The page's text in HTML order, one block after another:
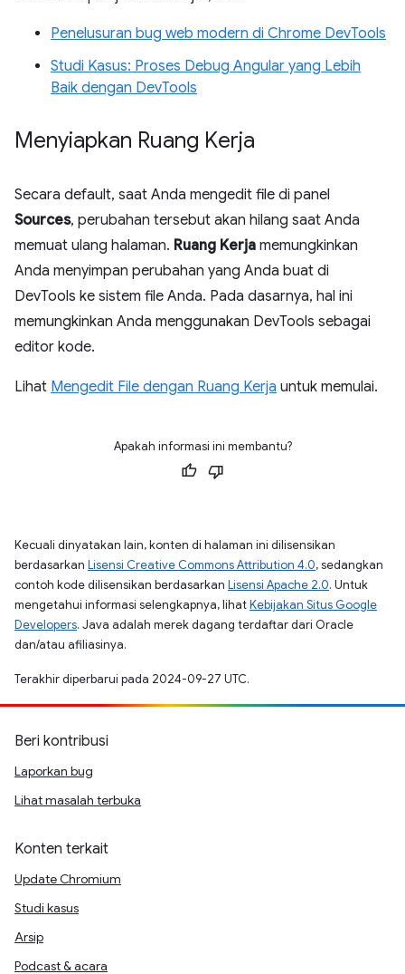
Penelusuran bug web modern di Chrome DevTools
Studi Kasus: Proses Debug Angular yang Lebih
Baik dengan DevTools
Menyiapkan Ruang Kerja
Secara default, saat Anda mengedit file di panel
Sources, perubahan tersebut akan hilang saat Anda
memuat ulang halaman. Ruang Kerja memungkinkan
Anda menyimpan perubahan yang Anda buat di
DevTools ke sistem file Anda. Pada dasarnya, hal ini
memungkinkan Anda menggunakan DevTools sebagai
editor kode.
Lihat Mengedit File dengan Ruang Kerja untuk memulai.
Apakah informasi ini membantu?
Kecuali dinyatakan lain, konten di halaman ini dilisensikan
berdasarkan Lisensi Creative Commons Attribution 4.0, sedangkan
contoh kode dilisensikan berdasarkan Lisensi Apache 2.0. Untuk
mengetahui informasi selengkapnya, lihatKebijakan Situs Google
Developers. Java adalah merek dagang terdaftar dari Oracle
dan/atau afiliasinya.
Terakhir diperbarui pada 2024-09-27 UTC.
Beri kontribusi
Laporkan bug
Lihat masalah terbuka
Konten terkait
Update Chromium
Studi kasus
Arsip
Podcast & acara